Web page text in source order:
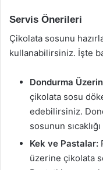
Servis Önerileri
Çikolata sosunu
kullanabilirsiniz. İşte
Dondurma
çikolata sosu
edebilirsiniz.
sosunun
Kek ve Pastalar:
üzerine çikolata